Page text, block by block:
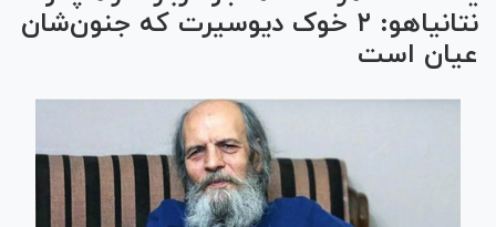
نتانیاهو: ۲ خوک دیوسیرت که جنون‌شان
عیان است